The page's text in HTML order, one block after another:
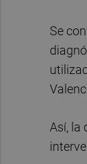
Se
Así, la